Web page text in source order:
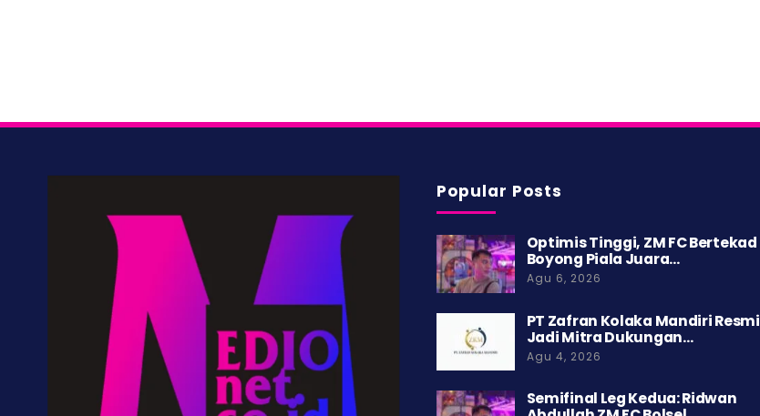
Popular Posts
Optimis Tinggi, ZM FC Bertekad
Boyong Piala Juara…
Agu 6, 2026
PT Zafran Kolaka Mandiri Resmi
Jadi Mitra Dukungan…
Agu 4, 2026
Semifinal Leg Kedua: Ridwan